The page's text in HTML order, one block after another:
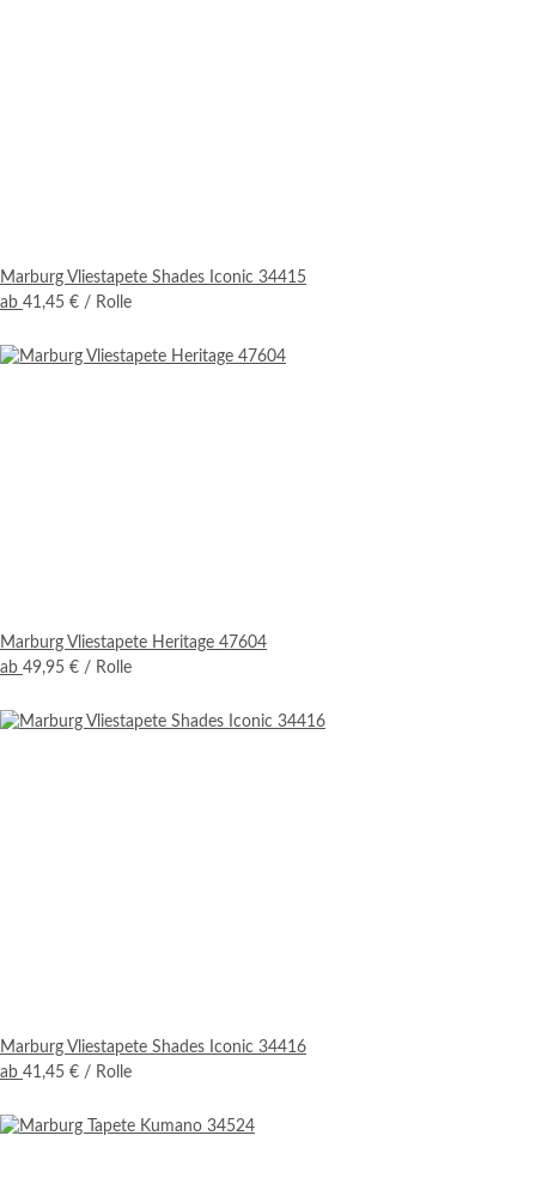
Marburg Vliestapete Shades Iconic 34415
ab 41,45 € / Rolle
Marburg Vliestapete Heritage 47604
ab 49,95 € / Rolle
Marburg Vliestapete Shades Iconic 34416
ab 41,45 € / Rolle